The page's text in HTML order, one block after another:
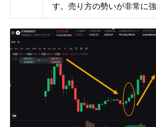
す。売り方の勢いが非常に